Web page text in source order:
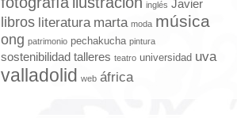
inglés Javier
libros literatura marta moda música
ong patrimonio pechakucha pintura
sostenibilidad talleres teatro universidad uva
valladolid web áfrica